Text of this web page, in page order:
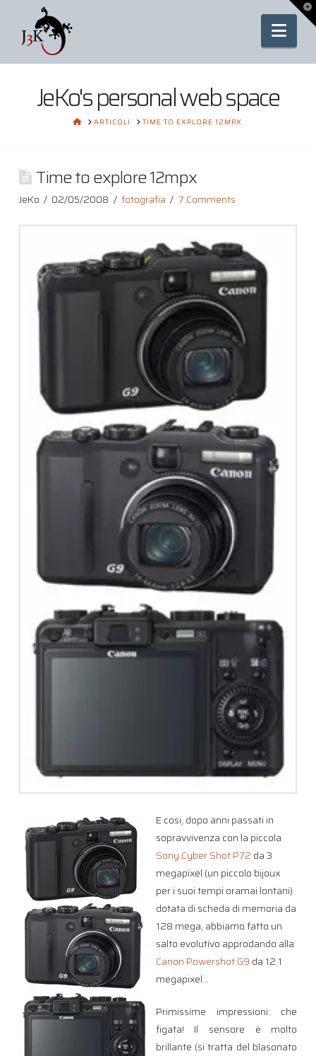
JeKo's personal web space
HOME
ARTICOLI TIME TO EXPLORE 12MPX
Time to explore 12mpx
JeKo 02/05/2008 fotografia 7 Comments
E cosi, dopo anni passati in
sopravvivenza con la piccola
Sony Cyber Shot P72 da 3
megapixel (un piccolo bijoux
per i suoi tempi oramai lontani)
dotata di scheda di memoria da
128 mega, abbiamo fatto un
salto evolutivo approdando alla
Canon Powershot G9 da 12.1
megapixel…
Primissime impressioni: che
figata! Il sensore è molto
brillante (si tratta del blasonato